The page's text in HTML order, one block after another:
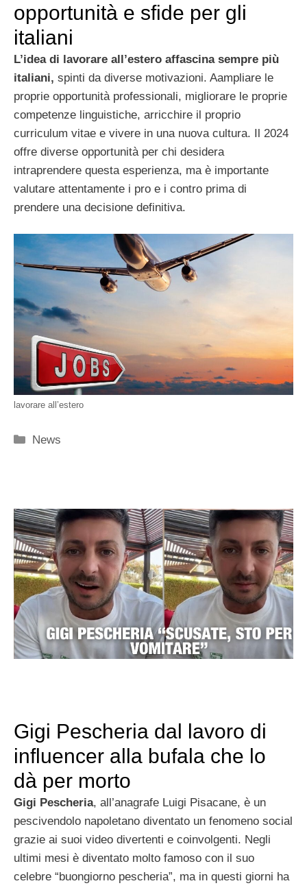
opportunità e sfide per gli
italiani
L’idea di lavorare all’estero affascina sempre più
italiani, spinti da diverse motivazioni. Aampliare le
proprie opportunità professionali, migliorare le proprie
competenze linguistiche, arricchire il proprio
curriculum vitae e vivere in una nuova cultura. Il 2024
offre diverse opportunità per chi desidera
intraprendere questa esperienza, ma è importante
valutare attentamente i pro e i contro prima di
prendere una decisione definitiva.
lavorare all’estero
Categorie
News
Gigi Pescheria dal lavoro di
influencer alla bufala che lo
dà per morto
Gigi Pescheria, all’anagrafe Luigi Pisacane, è un
pescivendolo napoletano diventato un fenomeno social
grazie ai suoi video divertenti e coinvolgenti. Negli
ultimi mesi è diventato molto famoso con il suo
celebre “buongiorno pescheria”, ma in questi giorni ha